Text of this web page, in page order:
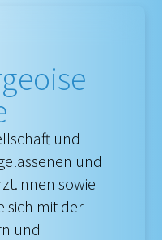
und
und
sowie
sich mit der
und